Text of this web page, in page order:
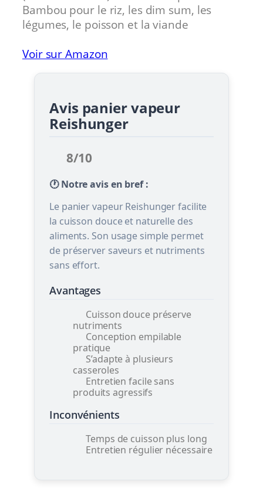
Bambou pour le riz, les dim sum, les
légumes, le poisson et la viande
Voir sur Amazon
Avis panier vapeur
Reishunger
8/10
🕐 Notre avis en bref :
Le panier vapeur Reishunger facilite
la cuisson douce et naturelle des
aliments. Son usage simple permet
de préserver saveurs et nutriments
sans effort.
Avantages
Cuisson douce préserve
nutriments
Conception empilable
pratique
S’adapte à plusieurs
casseroles
Entretien facile sans
produits agressifs
Inconvénients
Temps de cuisson plus long
Entretien régulier nécessaire